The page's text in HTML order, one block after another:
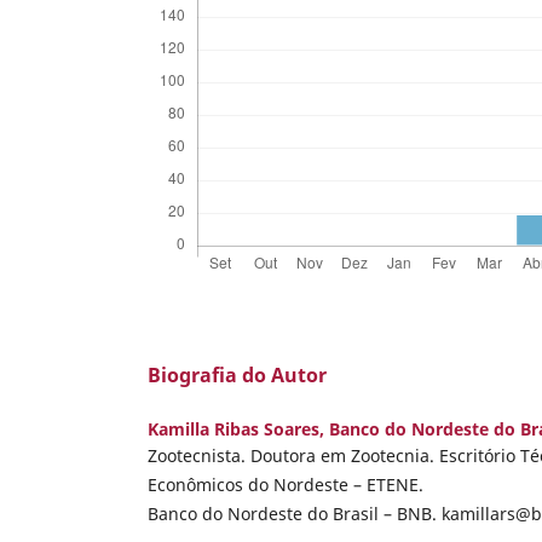
Biografia do Autor
Kamilla Ribas Soares, Banco do Nordeste do
Zootecnista. Doutora em Zootecnia. Escritório
Econômicos do Nordeste – ETENE.
Banco do Nordeste do Brasil – BNB.